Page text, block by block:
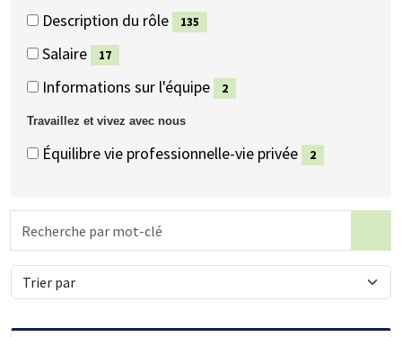
(8
éléments)
Description du rôle
(135
éléments)
135
Salaire
(17
17
Informations sur l'équipe
(2
2
Travaillez et vivez avec nous
Travaillez
avec
nous
Travaillez
avec
nous
Équilibre vie professionnelle-vie privée
2
Recherche
par
mot-
clé